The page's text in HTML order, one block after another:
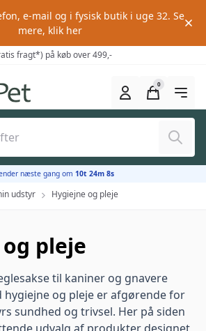
e-mail og i fysisk butik i uge 32. Se
mere, klik her
fragt*) på køb over 499,-
Søg
0
udstyr Hygiejne og pleje
næste gang om 10t 24m 8s
pleje
til kaniner og gnavere
og pleje er afgørende for
sundhed og trivsel. Her på siden